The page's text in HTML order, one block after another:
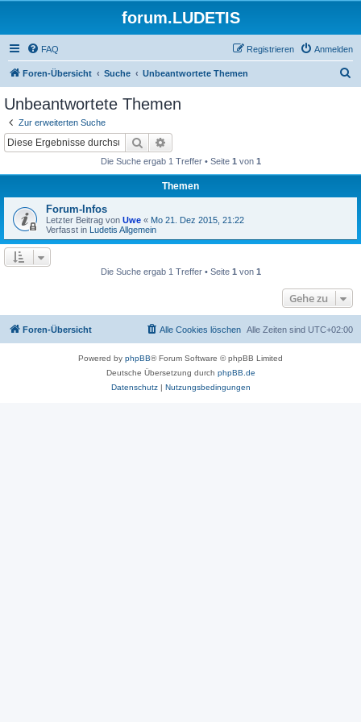
forum.LUDETIS
FAQ Anmelden
Registrieren
Foren-Übersicht Suche Unbeantwortete Themen
Unbeantwortete Themen
Zur erweiterten Suche
Suche
Die Suche ergab 1 Treffer • Seite 1 von 1
Themen
Forum-Infos
Letzter Beitrag von Uwe « Mo 21. Dez 2015, 21:22
Verfasst in Ludetis Allgemein
Die Suche ergab 1 Treffer • Seite 1 von 1
Gehe zu
Foren-Übersicht Alle Zeiten sind UTC+02:00
Alle Cookies löschen
Powered by phpBB® Forum Software © phpBB Limited
Deutsche Übersetzung durch phpBB.de
Datenschutz| Nutzungsbedingungen